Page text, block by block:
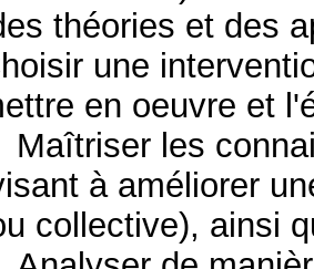
théories et des
une
en oeuvre et
Maîtriser les
à améliorer
collective), ainsi